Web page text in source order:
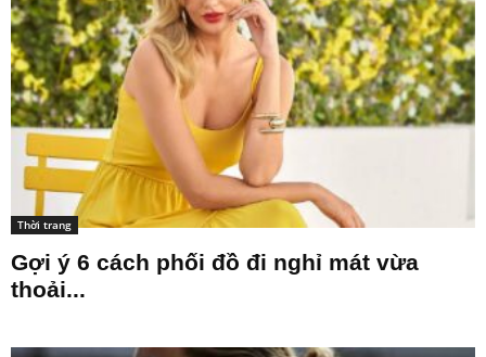
Thời trang
Gợi ý 6 cách phối đồ đi nghỉ mát vừa
thoải...